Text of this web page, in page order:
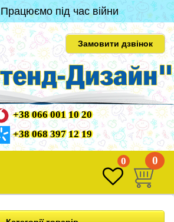
Працюємо під час війни
Замовити дзвінок
+38 066 001 10 20
+38 068 397 12 19
0 0